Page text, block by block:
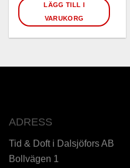
LÄGG TILL I
VARUKORG
ADRESS
Tid & Doft i Dalsjöfors AB
Bollvägen 1